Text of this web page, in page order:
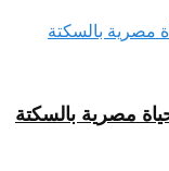
مصرية بالسكتة